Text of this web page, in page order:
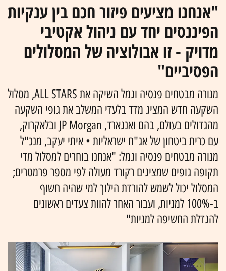
"אנחנו מציעים פיזור חכם בין ענקיות
הפיננסים יחד עם ניהול אקטיבי
מדויק - זו אבולוציה של המסלולים
הפסיביים"
מנורה מבטחים פנסיה וגמל השיקה את ALL STARS, מסלול
השקעה חדש המציג מדד בלעדי המשלב את גופי השקעה
מהגדולים בעולם, בהם ואנגארד, JP Morgan ובלאקרוק,
עם כרית ביטחון של אג"ח ישראליות • איתי יעקב, מנכ"ל
מנורה מבטחים פנסיה וגמל: "אנחנו בוחרים למסלול מדי
תקופה גופים שמציגים רקורד מעולה לפי מספר פרמטרים;
המסלול יכול לשמש להורדת הילוך למי שהיה חשוף
ב-100% למניות, ועבור האחר להוות צעדים ראשונים
להגדלת החשיפה למניות"